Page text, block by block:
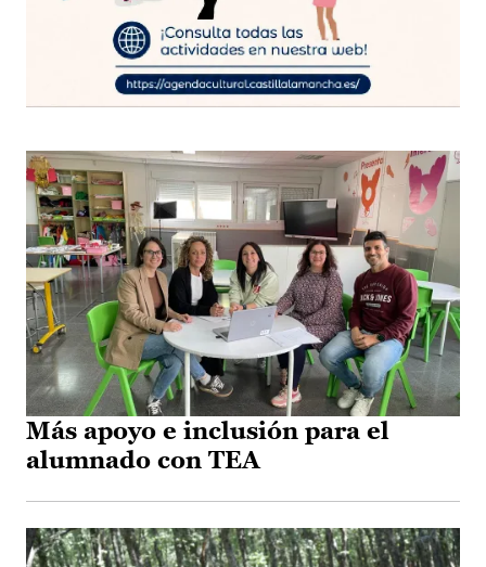
Más apoyo e inclusión para el
alumnado con TEA